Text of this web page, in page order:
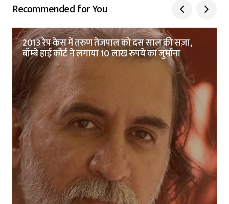
Recommended for You
2013 रेप केस में तरुण तेजपाल को दस साल की सज़ा,
बॉम्बे हाई कोर्ट ने लगाया 10 लाख रुपये का जुर्माना